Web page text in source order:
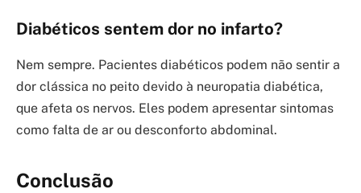
Diabéticos sentem dor no infarto?
Nem sempre. Pacientes diabéticos podem não sentir a
dor clássica no peito devido à neuropatia diabética,
que afeta os nervos. Eles podem apresentar sintomas
como falta de ar ou desconforto abdominal.
Conclusão